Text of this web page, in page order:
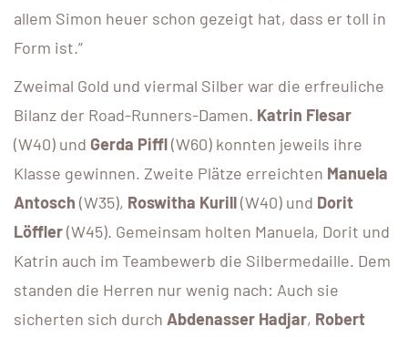
allem Simon heuer schon gezeigt hat, dass er toll in
Form ist.”
Zweimal Gold und viermal Silber war die erfreuliche
Bilanz der Road-Runners-Damen. Katrin Flesar
(W40) und Gerda Piffl(W60) konnten jeweils ihre
Klasse gewinnen. Zweite Plätze erreichten Manuela
Antosch (W35), Roswitha Kurill(W40) und Dorit
Löffler(W45). Gemeinsam holten Manuela, Dorit und
Katrin auch im Teambewerb die Silbermedaille. Dem
standen die Herren nur wenig nach: Auch sie
sicherten sich durch Abdenasser Hadjar, Robert